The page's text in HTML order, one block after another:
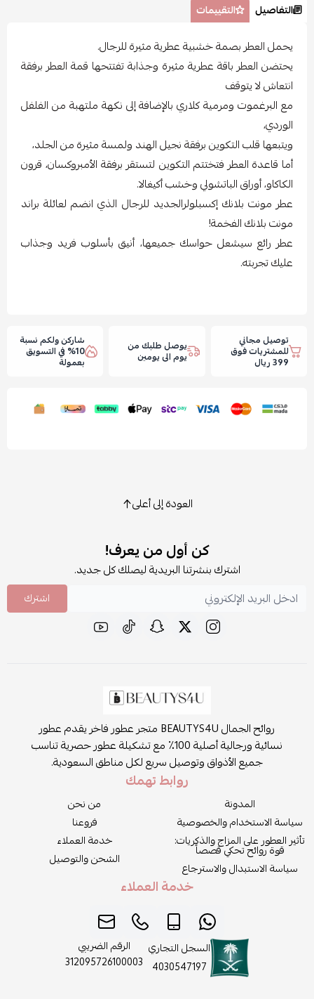
التفاصيل التقييمات
يحمل العطر بصمة خشبية عطرية مثيرة للرجال.
يحتضن العطر باقة عطرية مثيرة وجذابة تفتتحها قمة العطر برفقة
انتعاش لا يتوقف
مع البرغموت ومرمية كلاري بالإضافة إلى نكهة ملتهبة من الفلفل
الوردي،
ويتبعها قلب التكوين برفقة نجيل الهند ولمسة مثيرة من الجلد،
أما قاعدة العطر فتختتم التكوين لتستقر برفقة الأمبروكسان، قرون
الكاكاو، أوراق الباتشولي وخشب أكيغالا.
عطر مونت بلانك إكسبلولرالجديد للرجال الذي انضم لعائلة براند
مونت بلانك الفخمة!
عطر رائع سيشعل حواسك جميعها، أنيق بأسلوب فريد وجذاب
عليك تجربته.
توصيل مجاني
للمشتريات فوق
399 ريال
يوصل طلبك من
يوم الى يومين
شاركن ولكم نسبة
10% في التسويق
بعمولة
العودة إلى أعلى
كن أول من يعرف!
اشترك بنشرتنا البريدية ليصلك كل جديد.
اشترك
روائح الجمال BEAUTYS4U متجر عطور فاخر يقدم عطور
نسائية ورجالية أصلية 100٪ مع تشكيلة عطور حصرية تناسب
جميع الأذواق وتوصيل سريع لكل مناطق السعودية.
روابط تهمك
المدونة
سياسة الاستخدام والخصوصية
تأثير العطور على المزاج والذكريات:
قوة روائح تحكي قصصاً
سياسة الاستبدال والاسترجاع
من نحن
فروعنا
خدمة العملاء
الشحن والتوصيل
خدمة العملاء
السجل التجاري
4030547197
الرقم الضريبي
312095726100003